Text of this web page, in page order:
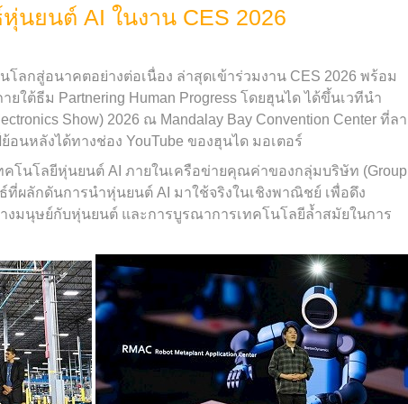
นยนต์ AI ในงาน CES 2026
ลกสู่อนาคตอย่างต่อเนื่อง ล่าสุดเข้าร่วมงาน CES 2026 พร้อม
ยใต้ธีม Partnering Human Progress โดยฮุนได ได้ขึ้นเวทีนำ
Show) 2026 ณ Mandalay Bay Convention Center ที่ลา
นหลังได้ทางช่อง YouTube ของฮุนได มอเตอร์
คโนโลยีหุ่นยนต์ AI ภายในเครือข่ายคุณค่าของกลุ่มบริษัท (Group
ที่ผลักดันการนำหุ่นยนต์ AI มาใช้จริงในเชิงพาณิชย์ เพื่อดึง
งมนุษย์กับหุ่นยนต์ และการบูรณาการเทคโนโลยีล้ำสมัยในการ